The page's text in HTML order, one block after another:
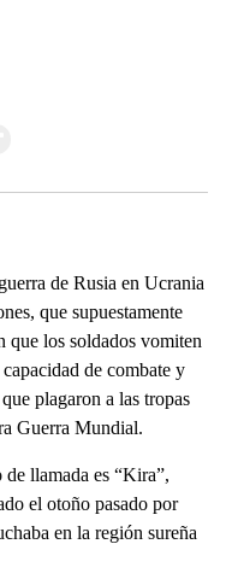
de Rusia en Ucrania
que supuestamente
que los soldados vomiten
de combate y
plagaron a las tropas
Guerra Mundial.
llamada es “Kira”,
el otoño pasado por
en la región sureña